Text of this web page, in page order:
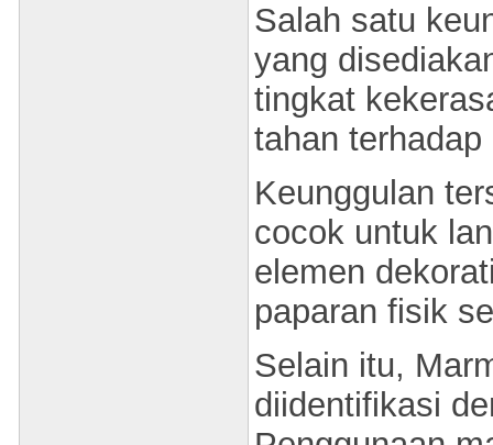
Salah satu
yang
tingkat
tahan
Keunggulan
cocok untuk
elemen
paparan fisik
Selain itu,
diidentifikasi